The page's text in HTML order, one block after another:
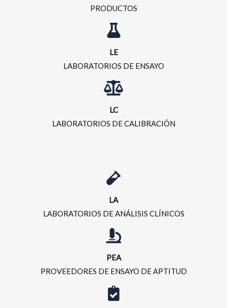
PRODUCTOS
LE
LABORATORIOS DE ENSAYO
LC
LABORATORIOS DE CALIBRACIÓN
LA
LABORATORIOS DE ANÁLISIS CLÍNICOS
PEA
PROVEEDORES DE ENSAYO DE APTITUD